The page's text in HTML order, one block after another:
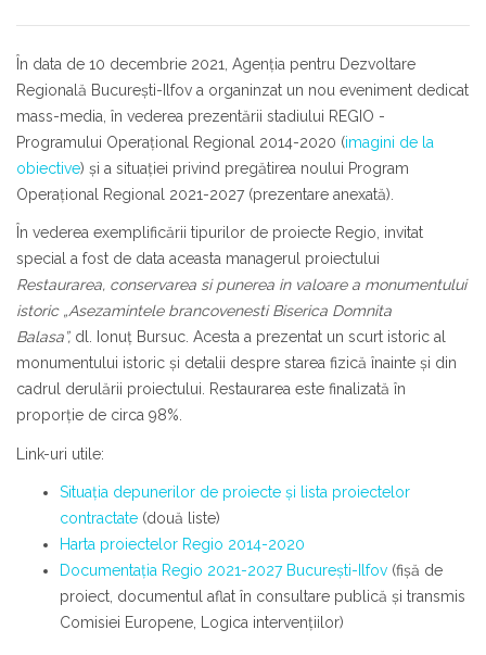
În data de 10 decembrie 2021, Agenţia pentru Dezvoltare
Regională Bucureşti-Ilfov a organinzat un nou eveniment dedicat
mass-media, în vederea prezentării stadiului REGIO -
Programului Operaţional Regional 2014-2020 (imagini de la
obiective) şi a situaţiei privind pregătirea noului Program
Operaţional Regional 2021-2027 (prezentare anexată).
În vederea exemplificării tipurilor de proiecte Regio, invitat
special a fost de data aceasta managerul proiectului
Restaurarea, conservarea si punerea in valoare a monumentului
istoric „Asezamintele brancovenesti Biserica Domnita
Balasa”, dl. Ionuţ Bursuc. Acesta a prezentat un scurt istoric al
monumentului istoric şi detalii despre starea fizică înainte şi din
cadrul derulării proiectului. Restaurarea este finalizată în
proporţie de circa 98%.
Link-uri utile:
Situaţia depunerilor de proiecte şi lista proiectelor
contractate (două liste)
Harta proiectelor Regio 2014-2020
Documentaţia Regio 2021-2027 Bucureşti-Ilfov (fişă de
proiect, documentul aflat în consultare publică şi transmis
Comisiei Europene, Logica intervenţiilor)